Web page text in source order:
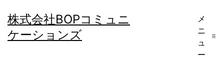
ン
テ
株式会社BOPコミュニ
ケーションズ
メ
ニ
ュ
ー